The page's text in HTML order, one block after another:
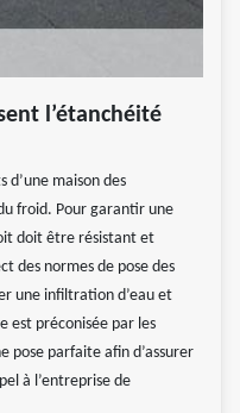
l’étanchéité
maison des
froid. Pour garantir une
doit être résistant et
des normes de pose des
une infiltration d’eau et
est préconisée par les
pose parfaite afin d’assurer
à l’entreprise de